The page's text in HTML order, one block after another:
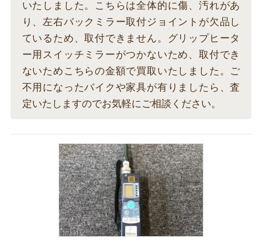
いたしました。こちらは全体的に傷、汚れがあ
り、左右バックミラー取付ジョイントが欠品し
ているため、取付できません。グリップヒータ
ー用スイッチミラーがつかないため、取付でき
ないためこちらの金額で買取いたしました。ご
不用になったバイクや家具が有りましたら、査
定いたしますのでお気軽にご相談ください。